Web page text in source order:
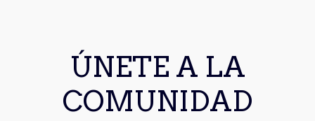
ÚNETE A LA
COMUNIDAD